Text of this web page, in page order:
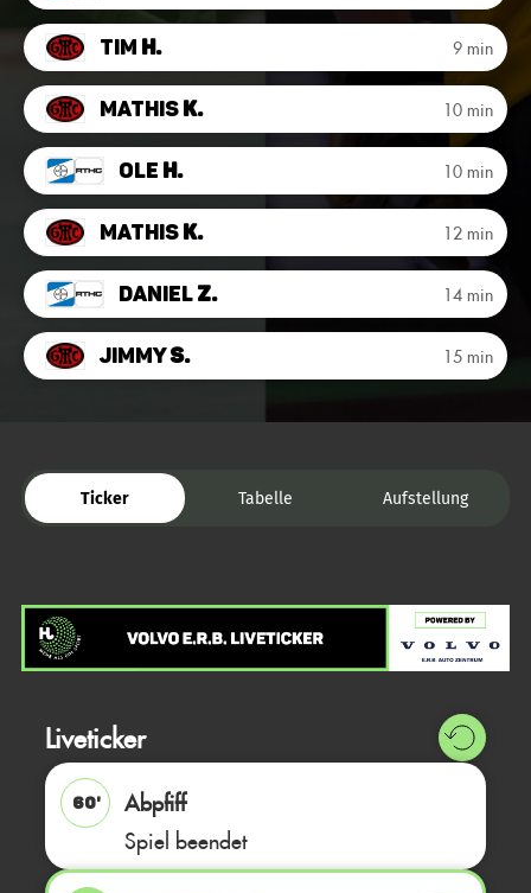
Tim H. 9 min
MathisK. 10 min
Ole H. 10 min
MathisK. 12 min
DanielZ. 14 min
JimmyS. 15 min
Ticker Tabelle Aufstellung
Liveticker
60'
Abpfiff
Spiel beendet